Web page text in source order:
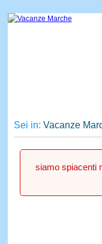
Sei in: Vacanze
siamo spiacenti